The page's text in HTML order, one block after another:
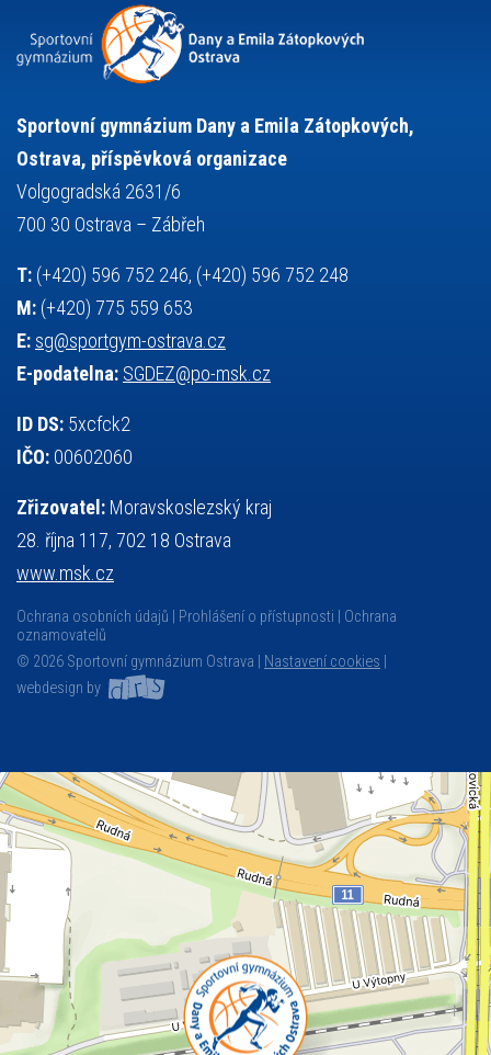
snowboarding
sportovní gymnastika sportovní lezení
stolní tenis střelba
teorie sportovní přípravy
tělesná výchova
událost
volejbal
vybavení vysvědčení vzpírání
výuka všesportovní výcvikový kurz
základy společenských věd
Sportovní gymnázium Dany a Emila Zátopkových,
Ostrava, příspěvková organizace
Volgogradská 2631/6
700 30 Ostrava – Zábřeh
T: (+420) 596 752 246, (+420) 596 752 248
M: (+420) 775 559 653
E: sg@sportgym-ostrava.cz
E-podatelna: SGDEZ@po-msk.cz
ID DS: 5xcfck2
IČO: 00602060
Zřizovatel: Moravskoslezský kraj
28. října 117, 702 18 Ostrava
www.msk.cz
Ochrana osobních údajů Prohlášení o přístupnosti
Ochrana
oznamovatelů
© 2026 Sportovní gymnázium Ostrava |
Nastavení cookies
webdesign by